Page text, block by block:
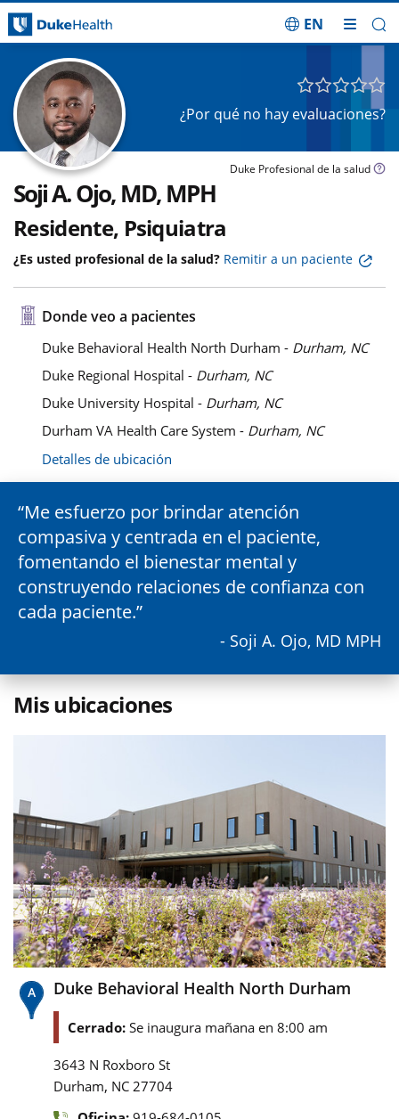
EN
¿Por qué no hay evaluaciones?
Duke Profesional de la salud
Soji A. Ojo, MD, MPH
Residente, Psiquiatra
¿Es usted profesional de la salud? Remitir a un paciente
Donde veo a pacientes
Duke Behavioral Health North Durham - Durham, NC
Duke Regional Hospital - Durham, NC
Duke University Hospital - Durham, NC
Durham VA Health Care System - Durham, NC
Detalles de ubicación
Me esfuerzo por brindar atención
compasiva y centrada en el paciente,
fomentando el bienestar mental y
construyendo relaciones de confianza con
cada paciente.
- Soji A. Ojo, MD MPH
Mis ubicaciones
Duke Behavioral Health North Durham
Cerrado: Se inaugura mañana en 8:00 am
3643 N Roxboro St
Durham, NC 27704